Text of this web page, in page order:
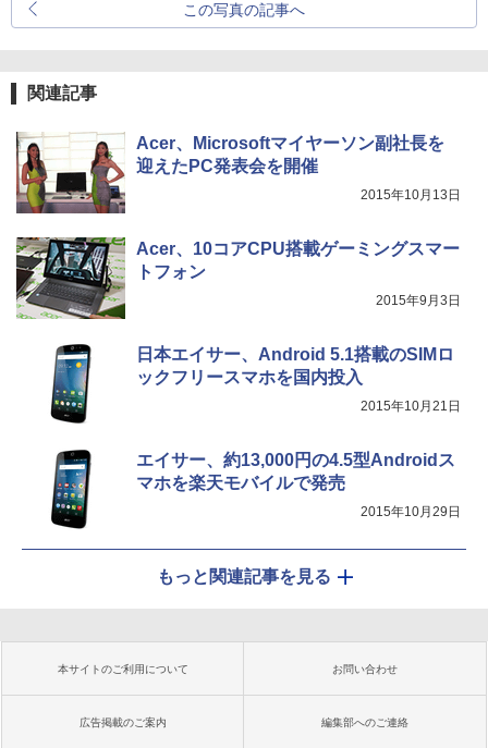
この写真の記事へ
関連記事
Acer、Microsoftマイヤーソン副社長を
迎えたPC発表会を開催
2015年10月13日
Acer、10コアCPU搭載ゲーミングスマー
トフォン
2015年9月3日
日本エイサー、Android 5.1搭載のSIMロ
ックフリースマホを国内投入
2015年10月21日
エイサー、約13,000円の4.5型Androidス
マホを楽天モバイルで発売
2015年10月29日
もっと関連記事を見る
本サイトのご利用について お問い合わせ
広告掲載のご案内 編集部へのご連絡